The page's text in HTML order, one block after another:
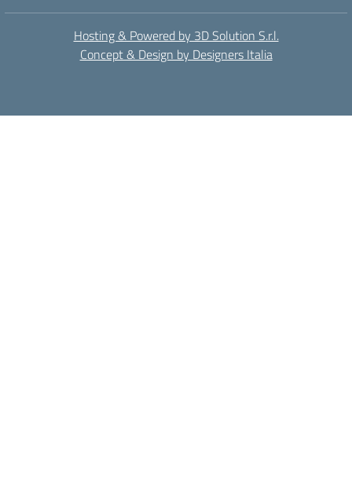
Hosting & Powered by 3D Solution S.r.l.
Concept & Design by Designers Italia